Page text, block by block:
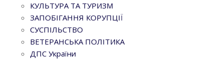
КУЛЬТУРА ТА ТУРИЗМ
ЗАПОБІГАННЯ КОРУПЦІЇ
СУСПІЛЬСТВО
ВЕТЕРАНСЬКА ПОЛІТИКА
ДПС України